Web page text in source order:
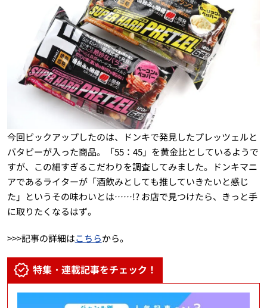
今回ピックアップしたのは、ドンキで発見したプレッツェルと
バタピーが入った商品。「55：45」を黄金比としているようで
すが、この細すぎるこだわりを調査してみました。ドンキマニ
アであるライターが「酒飲みとしても推していきたいと感じ
た」というその味わいとは……!? お店で見つけたら、きっと手
に取りたくなるはず。
>>>記事の詳細はこちらから。
特集・連載記事をチェック！